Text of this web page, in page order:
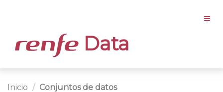
Data
Inicio Conjuntos de datos